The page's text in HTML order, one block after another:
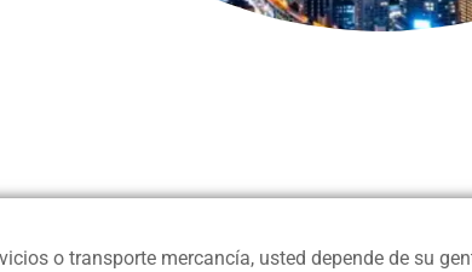
o transporte mercancía, usted depende de su